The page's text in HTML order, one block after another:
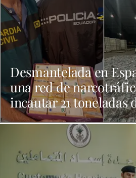
Desmantelada en
una red de
incautar 21 toneladas